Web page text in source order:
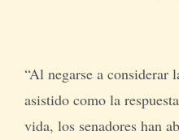
“Al negarse a considerar
asistido como la
vida, los senadores han